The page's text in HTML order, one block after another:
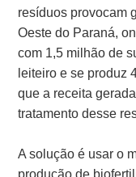
resíduos provocam
Oeste do Paraná,
com 1,5 milhão de
leiteiro e se produz
que a receita
tratamento desse
A solução é usar o
produção de